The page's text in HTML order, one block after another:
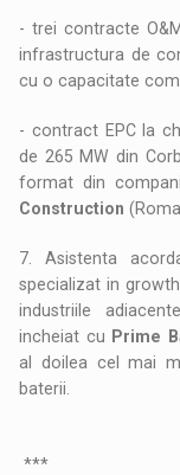
- trei contracte
infrastructura de
cu o capacitate
- contract EPC la
de 265 MW din
format din
Construction
7. Asistenta
specializat in
industriile
incheiat cu Prime
al doilea cel mai
baterii.
***